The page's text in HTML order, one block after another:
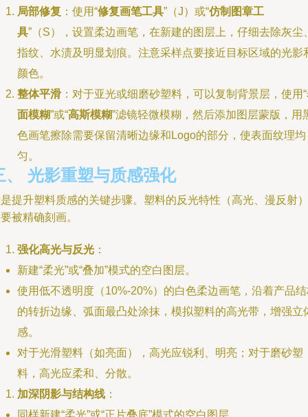
局部修复 ：使用“修复画笔工具”（J）或“仿制图章工
具”（S），设置柔边画笔，在新建的图层上，仔细去除灰尘
指纹、水渍及明显划痕。注意采样点要接近目标区域的光影
颜色。
整体平滑 ：对于亚光或细磨砂塑料，可以复制背景层，使用“
面模糊”或“高斯模糊”滤镜轻微模糊，然后添加图层蒙版，用
色画笔擦除需要保留清晰边缘和Logo的部分，使表面纹理均
匀。
、 光影重塑与质感强化
提升塑料质感的关键步骤。塑料的反光特性（高光、漫反射）
被精确刻画。
强化高光与反光 ：
新建“柔光”或“叠加”模式的空白图层。
使用低不透明度（10%-20%）的白色柔边画笔，沿着产品
的转折边缘、弧面最凸处涂抹，模拟塑料的高光带，增强立
感。
对于光滑塑料（如亮面），高光应锐利、明亮；对于磨砂塑
料，高光应柔和、分散。
加深阴影与结构线 ：
同样新建“柔光”或“正片叠底”模式的空白图层。